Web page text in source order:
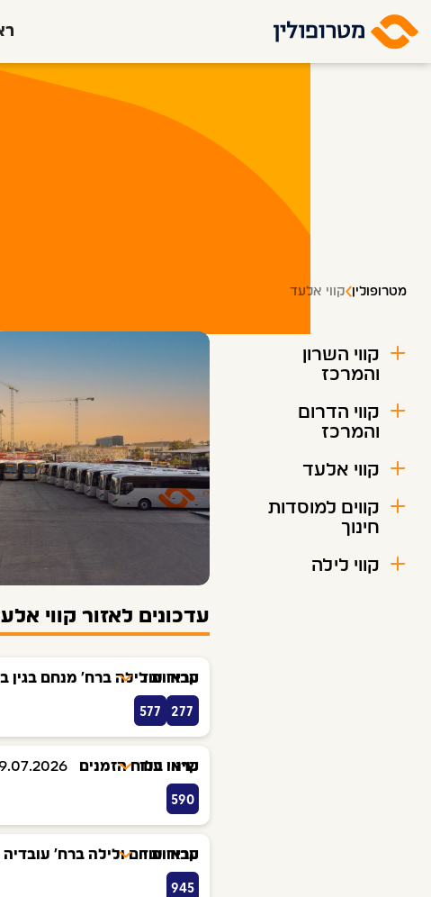
מטרופולין קווי אלעד
קווי השרון
והמרכז
קווי הדרום
והמרכז
קווי אלעד
קווים למוסדות
חינוך
קווי לילה
עדכונים לאזור קווי
עבודות לילה ברח' מנחם בגין
277
577
קראו עוד
שינוי בלוח הזמנים
590
קראו עוד
עבודות יום ולילה ברח'
945
קראו עוד